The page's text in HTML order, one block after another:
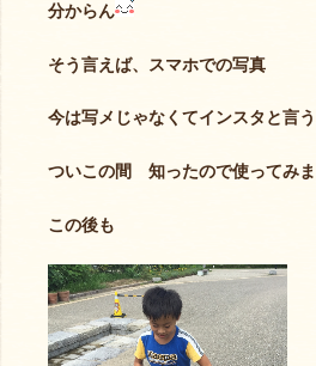
分からん
そう言えば、スマホでの写真
今は写メじゃなくてインスタと言
ついこの間 知ったので使ってみ
この後も